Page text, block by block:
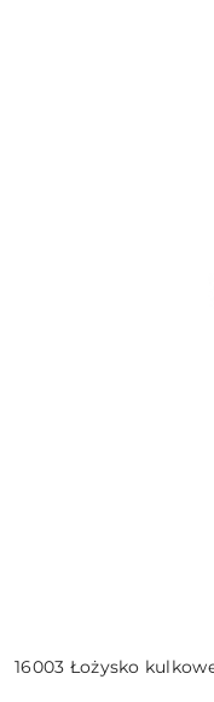
16003 Łożysko